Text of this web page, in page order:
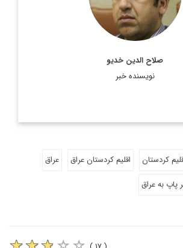
صلاح الدین خدیو
نویسنده خبر
کردستان اقلیم کردستان عراق
عراق
پاپ به عراق